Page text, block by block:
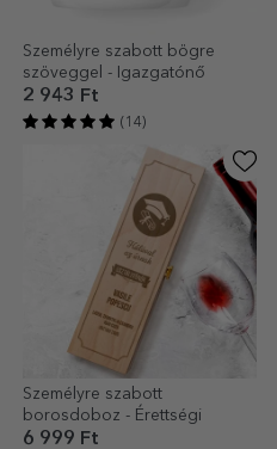
Személyre szabott bögre
szöveggel - Igazgatónő
2 943 Ft
(14)
Személyre szabott
borosdoboz - Érettségi
6 999 Ft